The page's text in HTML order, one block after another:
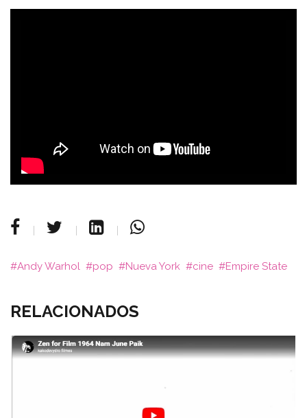
Andy Warhol pop Nueva York cine Empire State
RELACIONADOS